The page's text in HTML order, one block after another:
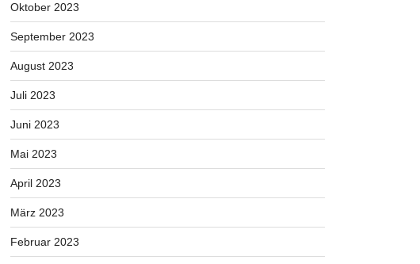
Oktober 2023
September 2023
August 2023
Juli 2023
Juni 2023
Mai 2023
April 2023
März 2023
Februar 2023